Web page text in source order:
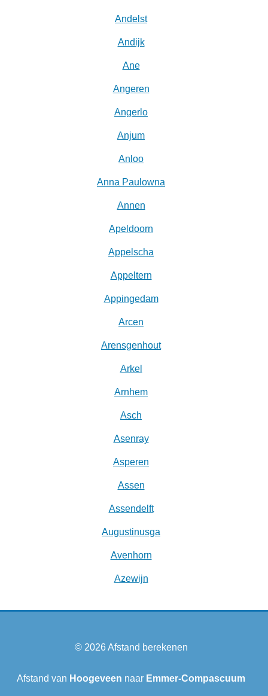
Andelst
Andijk
Ane
Angeren
Angerlo
Anjum
Anloo
Anna Paulowna
Annen
Apeldoorn
Appelscha
Appeltern
Appingedam
Arcen
Arensgenhout
Arkel
Arnhem
Asch
Asenray
Asperen
Assen
Assendelft
Augustinusga
Avenhorn
Azewijn
© 2026Afstand berekenen
Afstand van Hoogeveen naar Emmer-Compascuum